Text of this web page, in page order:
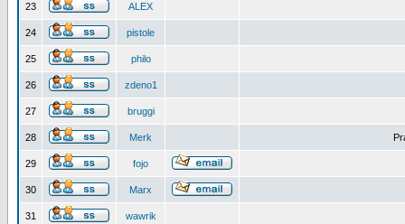
23 ALEX
24 pistole
25 philo
26 zdeno1
27 bruggi
28 Merk
29 fojo
30 Marx
31 wawrik